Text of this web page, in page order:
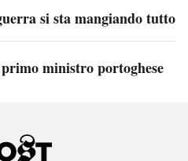
si sta mangiando tutto
ministro portoghese